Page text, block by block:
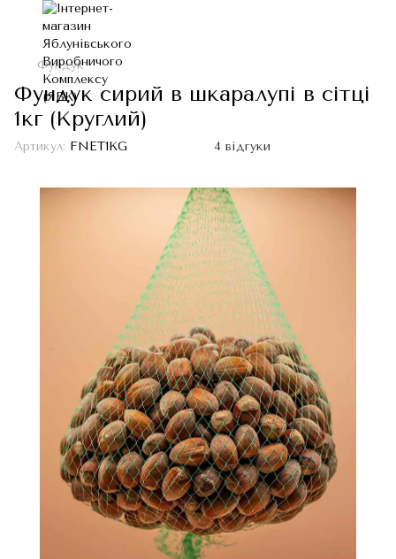
Фундук
Фундук сирий в шкаралупі в сітці
1кг (Круглий)
Артикул: FNET1KG 4 відгуки